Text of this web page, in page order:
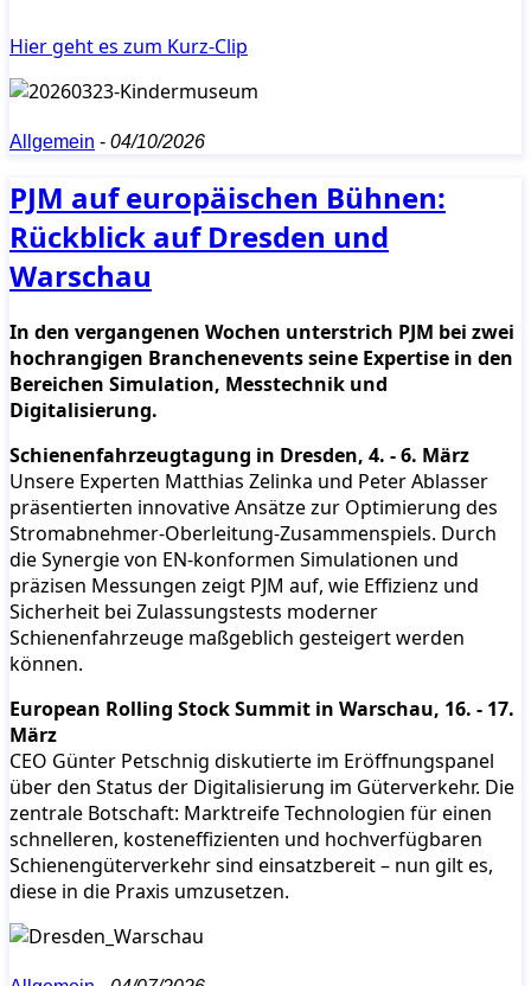
Hier geht es zum Kurz-Clip
Allgemein - 04/10/2026
PJM auf europäischen Bühnen:
Rückblick auf Dresden und
Warschau
In den vergangenen Wochen unterstrich PJM bei zwei
hochrangigen Branchenevents seine Expertise in den
Bereichen Simulation, Messtechnik und
Digitalisierung.
Schienenfahrzeugtagung in Dresden, 4. - 6. März
Unsere Experten Matthias Zelinka und Peter Ablasser
präsentierten innovative Ansätze zur Optimierung des
Stromabnehmer-Oberleitung-Zusammenspiels. Durch
die Synergie von EN-konformen Simulationen und
präzisen Messungen zeigt PJM auf, wie Effizienz und
Sicherheit bei Zulassungstests moderner
Schienenfahrzeuge maßgeblich gesteigert werden
können.
European Rolling Stock Summit in Warschau, 16. - 17.
März
CEO Günter Petschnig diskutierte im Eröffnungspanel
über den Status der Digitalisierung im Güterverkehr. Die
zentrale Botschaft: Marktreife Technologien für einen
schnelleren, kosteneffizienten und hochverfügbaren
Schienengüterverkehr sind einsatzbereit – nun gilt es,
diese in die Praxis umzusetzen.